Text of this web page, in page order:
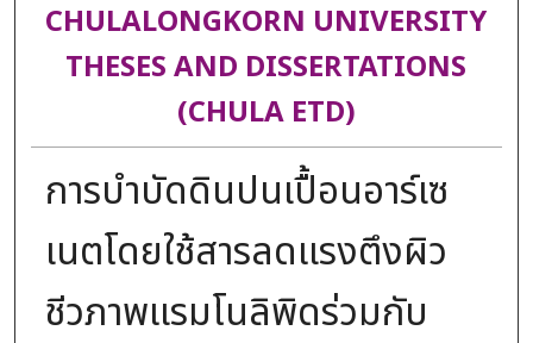
CHULALONGKORN UNIVERSITY
THESES AND DISSERTATIONS
(CHULA ETD)
การบำบัดดินปนเปื้อนอาร์เซ
เนตโดยใช้สารลดแรงตึงผิว
ชีวภาพแรมโนลิพิดร่วมกับ